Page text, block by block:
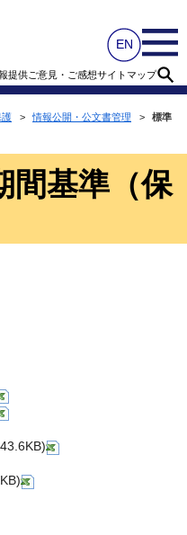
提供ご意見・ご感想サイトマップ
護 > 情報公開・公文書管理 >
標準
間基準（保